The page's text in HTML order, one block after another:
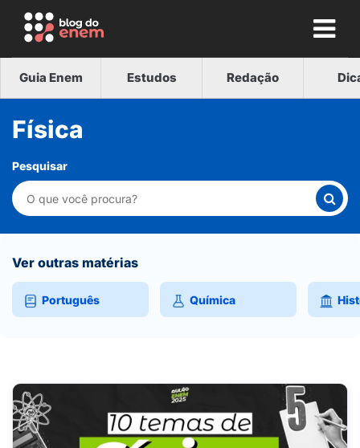
Guia Enem Estudos Redação
Física
Pesquisar
Ver outras matérias
Português Química